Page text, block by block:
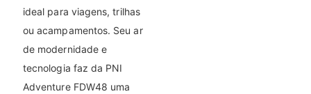
ideal para viagens, trilhas
ou acampamentos. Seu ar
de modernidade e
tecnologia faz da PNI
Adventure FDW48 uma